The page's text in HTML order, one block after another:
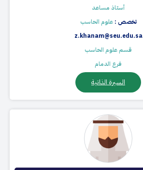
أستاذ مساعد
تخصص :علوم الحاسب
z.khanam@seu.edu.sa
قسم علوم الحاسب
فرع الدمام
السيرة الذاتية